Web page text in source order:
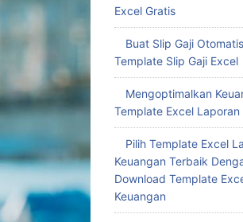
Excel Gratis
Buat Slip Gaji
Template Slip Gaji Excel
Mengoptimalkan
Template Excel Laporan
Pilih Template Excel
Keuangan Terbaik
Download Template
Keuangan